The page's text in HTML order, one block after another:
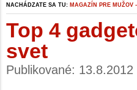
NACHÁDZATE SA TU: MAGAZÍN PRE MUŽOV
Top 4
svet
Publikované: 13.8.2012